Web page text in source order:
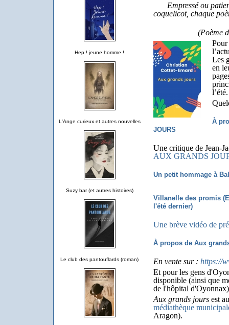
Hep ! jeune homme !
L'Ange curieux et autres nouvelles
Suzy bar (et autres histoires)
Le club des pantouflards (roman)
Empressé ou
coquelicot,chaque
(Poème
Pour
Les
en
l’été.
À
JOURS
Une critique de Jean-
AUX GRANDS
Un petit hommage à
Villanelle des promis
l'été dernier)
Une brève vidéo de
À propos de Aux
En vente sur : https://
Et pour les gens
disponible (ainsi que
de l'hôpital
Aux grands joursest
médiathèque
Aragon).